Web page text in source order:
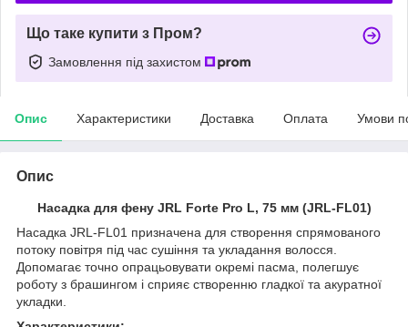
Що таке купити з Пром?
Замовлення під захистом
Опис Характеристики Доставка Оплата Умови
Опис
Насадка для фену JRL Forte Pro L, 75 мм (JRL-FL01)
Насадка JRL-FL01 призначена для створення спрямованого
потоку повітря під час сушіння та укладання волосся.
Допомагає точно опрацьовувати окремі пасма, полегшує
роботу з брашингом і сприяє створенню гладкої та акуратної
укладки.